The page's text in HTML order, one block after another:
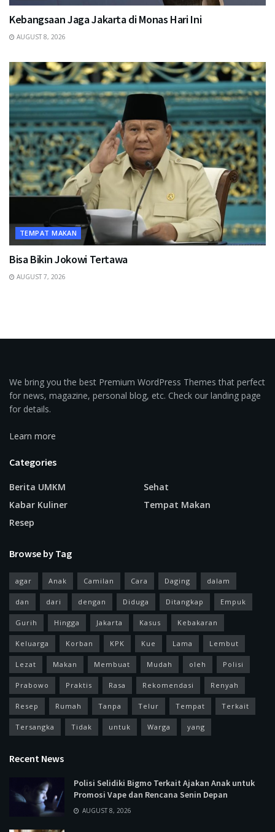
Kebangsaan Jaga Jakarta di Monas Hari Ini
AUGUST 8, 2026
TEMPAT MAKAN
Bisa Bikin Jokowi Tertawa
AUGUST 7, 2026
We bring you the best Premium WordPress Themes that perfect
for news, magazine, personal blog, etc. Check our landing page
for details.
Learn more
Categories
Berita UMKM
Kabar Kuliner
Resep
Sehat
Tempat Makan
Browse by Tag
agar Anak Camilan Cara Daging dalam
dan dari dengan Diduga Ditangkap Empuk
Gurih Hingga Jakarta Kasus Kebakaran
Keluarga Korban KPK Kue Lama Lembut
Lezat Makan Membuat Mudah oleh Polisi
Prabowo Praktis Rasa Rekomendasi Renyah
Resep Rumah Tanpa Telur Tempat Terkait
Tersangka Tidak untuk Warga yang
Recent News
Polisi Selidiki Bigmo Terkait Ajakan Anak untuk
Promosi Vape dan Rencana Senin Depan
AUGUST 8, 2026